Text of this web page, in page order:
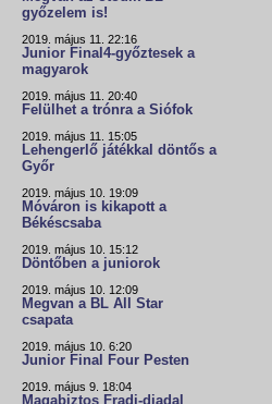
győzelem is!
2019. május 11. 22:16
Junior Final4-győztesek a
magyarok
2019. május 11. 20:40
Felülhet a trónra a Siófok
2019. május 11. 15:05
Lehengerlő játékkal döntős a
Győr
2019. május 10. 19:09
Móváron is kikapott a
Békéscsaba
2019. május 10. 15:12
Döntőben a juniorok
2019. május 10. 12:09
Megvan a BL All Star
csapata
2019. május 10. 6:20
Junior Final Four Pesten
2019. május 9. 18:04
Magabiztos Fradi-diadal